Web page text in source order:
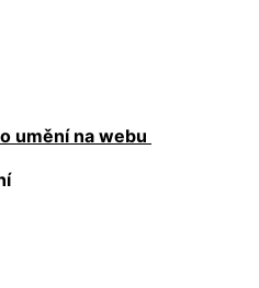
umění na webu